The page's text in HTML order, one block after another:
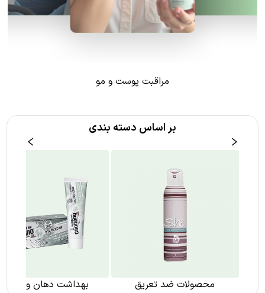
مراقبت پوست و مو
بر اساس دسته بندی
محصولات ضد تعریق بهداشت دهان و دندان